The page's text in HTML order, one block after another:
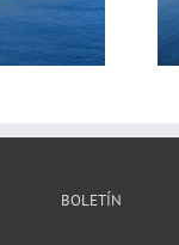
del Este
BOLETÍN